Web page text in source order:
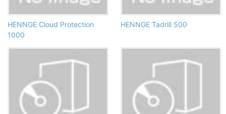
HENNGE Cloud Protection
1000
HENNGE Tadrill 500